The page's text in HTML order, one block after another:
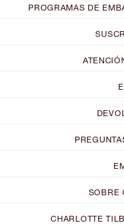
PROGRAMAS DE
SOBRE
CHARLOTTE